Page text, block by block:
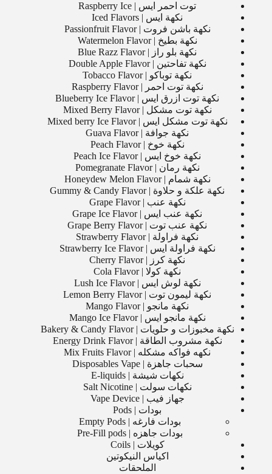
توت احمر ايس | Raspberry Ice
نكهة ايس | Iced Flavors
نكهة باشن فروت | Passionfruit Flavor
نكهة بطيخ | Watermelon Flavor
نكهة بلو راز | Blue Razz Flavor
نكهة تفاحتين | Double Apple Flavor
نكهة توباكو | Tobacco Flavor
نكهة توت احمر | Raspberry Flavor
نكهة توت ازرق ايس | Blueberry Ice Flavor
نكهة توت مشكل | Mixed Berry Flavor
نكهة توت مشكل ايس | Mixed berry Ice Flavor
نكهة جوافة | Guava Flavor
نكهة خوخ | Peach Flavor
نكهة خوخ ايس | Peach Ice Flavor
نكهة رمان | Pomegranate Flavor
نكهة شمام | Honeydew Melon Flavor
نكهة علكة و حلاوة | Gummy & Candy Flavor
نكهة عنب | Grape Flavor
نكهة عنب ايس | Grape Ice Flavor
نكهة عنب توت | Grape Berry Flavor
نكهة فراولة | Strawberry Flavor
نكهة فراولة ايس | Strawberry Ice Flavor
نكهة كرز | Cherry Flavor
نكهة كولا | Cola Flavor
نكهة لوش ايس | Lush Ice Flavor
نكهة ليمون توت | Lemon Berry Flavor
نكهة مانجو | Mango Flavor
نكهة مانجو ايس | Mango Ice Flavor
نكهة مخبوزات و حلويات | Bakery & Candy Flavor
نكهة مشروب الطاقة | Energy Drink Flavor
نكهه فواكه مشكله | Mix Fruits Flavor
سحبات جاهزة | Disposables Vape
نكهات شيشة | E-liquids
نكهات سولت | Salt Nicotine
جهاز فيب | Vape Device
بودات | Pods
بودات فارغه | Empty Pods
بودات جاهزه | Pre-Fill pods
كويلات | Coils
اكياس النيكوتين
الملحقات